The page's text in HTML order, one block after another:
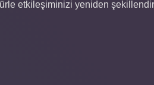
etkileşiminizi yeniden